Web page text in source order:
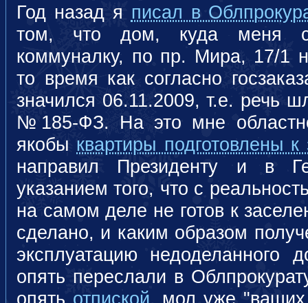
Год назад я писал в
том, что дом, куда меня
коммуналку, по пр. Мира, 17/1
то время как согласно
значился 06.11.2009, т.е. речь
№185-ФЗ. На это мне
якобы квартиры подготовлены
направил Президенту и в
указанием того, что с
на самом деле не готов к
сделано, и каким образом
эксплуатацию
опять переслали в
опять отпиской, мол уже "ваших